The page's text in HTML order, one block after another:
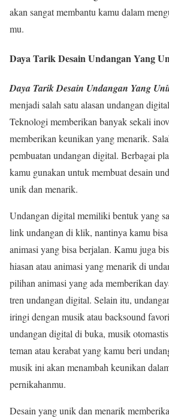
akan sangat membantu kamu dalam
mu.
Daya Tarik Desain Undangan Yang
Daya Tarik Desain Undangan Yang
menjadi salah satu alasan undangan
Teknologi memberikan banyak sekali
memberikan keunikan yang menarik.
pembuatan undangan digital. Berbagai
kamu gunakan untuk membuat desain
unik dan menarik.
Undangan digital memiliki bentuk yang
link undangan di klik, nantinya kamu
animasi yang bisa berjalan. Kamu juga
hiasan atau animasi yang menarik di
pilihan animasi yang ada memberikan
tren undangan digital. Selain itu,
iringi dengan musik atau backsound
undangan digital di buka, musik
teman atau kerabat yang kamu beri
musik ini akan menambah keunikan
pernikahanmu.
Desain yang unik dan menarik